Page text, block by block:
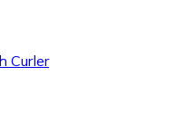
Curler